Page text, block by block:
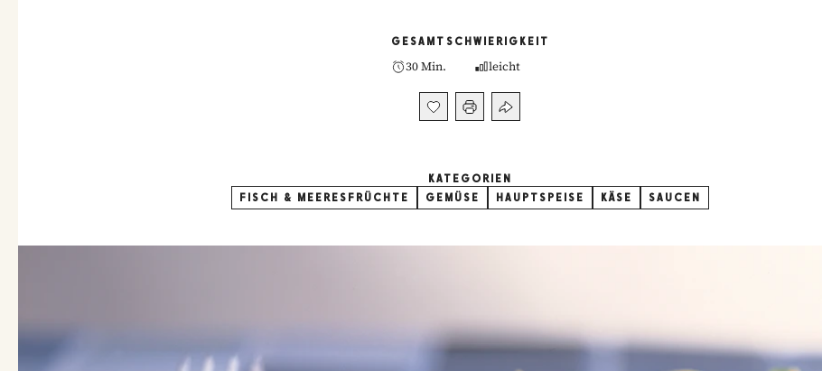
GESAMT
30 Min.
SCHWIERIGKEIT
leicht
KATEGORIEN
FISCH & MEERESFRÜCHTE
GEMÜSE HAUPTSPEISE KÄSE SAUCEN